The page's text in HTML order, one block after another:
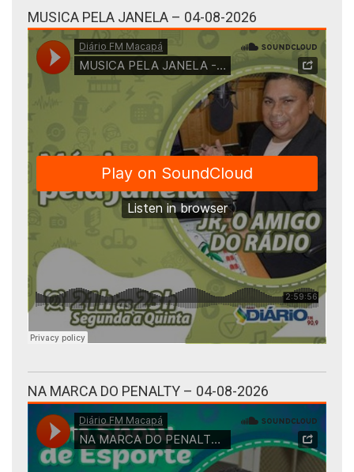
MUSICA PELA JANELA – 04-08-2026
NA MARCA DO PENALTY – 04-08-2026